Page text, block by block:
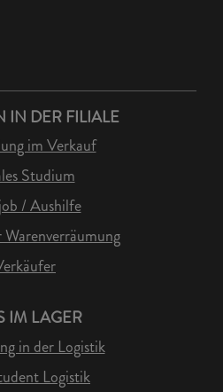
IN DER FILIALE
im Verkauf
Studium
/ Aushilfe
IM LAGER
in der Logistik
Logistik